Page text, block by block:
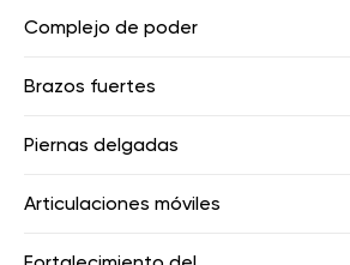
Complejo de poder
Brazos fuertes
Piernas delgadas
Articulaciones móviles